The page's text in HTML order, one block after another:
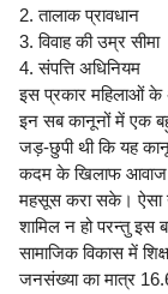
2. तालाक प्रावधान
3. विवाह की उम्र सीमा
4. संपत्ति अधिनियम
इस प्रकार महिलाओं के
इन सब कानूनों में एक
जड़-छुपी थी कि यह
कदम के खिलाफ आवाज
महसूस करा सके। ऐसा
शामिल न हो परन्तु इस
सामाजिक विकास में
जनसंख्या का मात्र